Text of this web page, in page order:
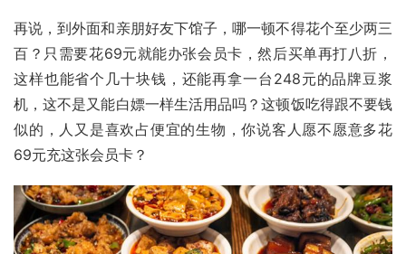
再说，到外面和亲朋好友下馆子，哪一顿不得花个至少两三
百？只需要花69元就能办张会员卡，然后买单再打八折，
这样也能省个几十块钱，还能再拿一台248元的品牌豆浆
机，这不是又能白嫖一样生活用品吗？这顿饭吃得跟不要钱
似的，人又是喜欢占便宜的生物，你说客人愿不愿意多花
69元充这张会员卡？